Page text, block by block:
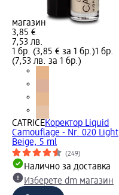
магазин
3,85 €
7,53 лв.
1 бр. (3,85 € за 1 бр.)1 бр.
(7,53 лв. за 1 бр.)
CATRICEКоректор Liquid
Camouflage - Nr. 020 Light
Beige, 5 ml
(249)
Налично за доставка
Изберете dm магазин